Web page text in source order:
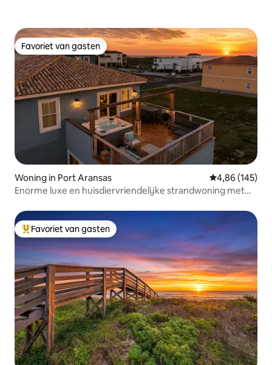
Favoriet van gasten
Favoriet van gasten
Woning in Port Aransas Gemiddelde
4,86 (145)
Enorme luxe en huisdiervriendelijke strandwoning met
Topfavoriet van gasten
Favoriet van gasten